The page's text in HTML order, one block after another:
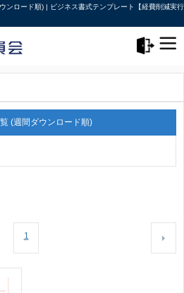
ンロード順) | ビジネス書式テンプレート【経費削減実行
(週間ダウンロード順)
1